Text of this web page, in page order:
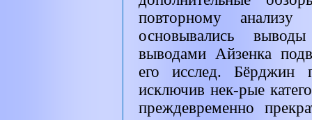
повторному
основывались
выводами Айзенка
его исслед. Бёрджин
исключив нек-рые
преждевременно